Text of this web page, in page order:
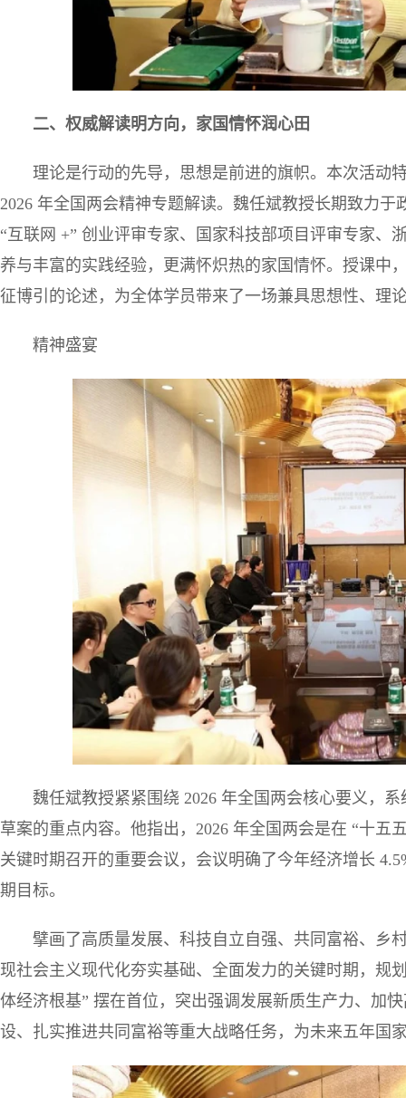
二、 权威解读明方向，家国情怀润心田
理论是行动的先导，思想是前进的旗帜。本次活动
2026 年全国两会精神专题解读。魏任斌教授长期致力
“互联网 +” 创业评审专家、国家科技部项目评审专家、
养与丰富的实践经验，更满怀炽热的家国情怀。授课中
征博引的论述，为全体学员带来了一场兼具思想性、理
精神盛宴
魏任斌教授紧紧围绕 2026 年全国两会核心要义，
草案的重点内容。他指出，2026 年全国两会是在 “十五
关键时期召开的重要会议，会议明确了今年经济增长
期目标。
擘画了高质量发展、科技自立自强、共同富裕、乡
现社会主义现代化夯实基础、全面发力的关键时期，规
体经济根基” 摆在首位，突出强调发展新质生产力、加
设、扎实推进共同富裕等重大战略任务，为未来五年国